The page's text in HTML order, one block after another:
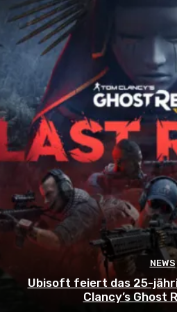
NEWS
Ubisoft feiert das 25-
Clancy’s Ghost